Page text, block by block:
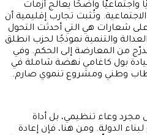
واجتماعيًّا واضحًا يعالج أزمات
وتُثبت تجارب إقليمية أن
على شعارات هي التي أحدثت التحول
والتنمية نموذجًا لحزب انطلق
من المعارضة إلى الحكم. وفي
بول كاغامي نهضة شاملة في
خطاب وطني ومشروع تنموي صارم.
مجرد وعاء تنظيمي، بل أداة
الدولة. ومن هنا، فإن إعادة